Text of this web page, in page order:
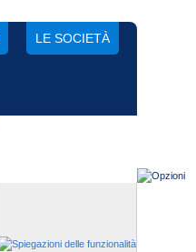
LE SOCIETÀ